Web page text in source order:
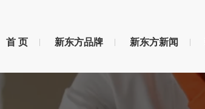
首 页 新东方品牌 新东方新闻